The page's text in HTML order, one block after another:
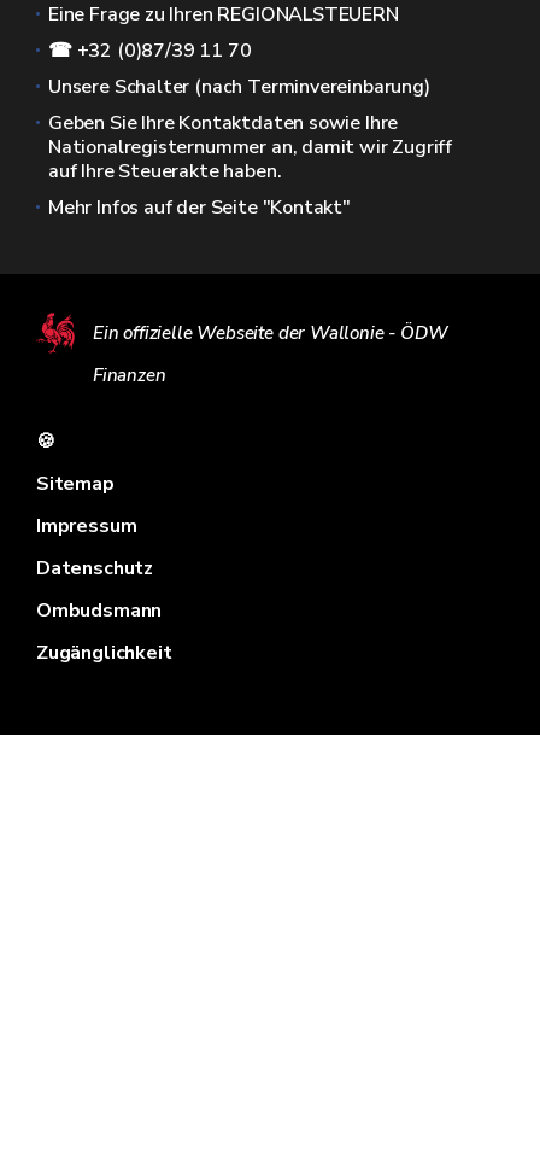
Eine Frage zu Ihren REGIONALSTEUERN
☎ +32 (0)87/39 11 70
Unsere Schalter (nach Terminvereinbarung)
Geben Sie Ihre Kontaktdaten sowie Ihre
Nationalregisternummer an, damit wir Zugriff
auf Ihre Steuerakte haben.
Mehr Infos auf der Seite "Kontakt"
Ein offizielle Webseite der Wallonie - ÖDW
Finanzen
🍪
Sitemap
Impressum
Datenschutz
Ombudsmann
Zugänglichkeit